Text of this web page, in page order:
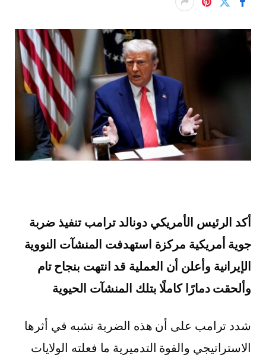
أكد الرئيس الأمريكي دونالد ترامب تنفيذ ضربة
جوية أمريكية مركزة استهدفت المنشآت النووية
الإيرانية وأعلن أن العملية قد انتهت بنجاح تام
وألحقت دمارًا كاملًا بتلك المنشآت الحيوية
شدد ترامب على أن هذه الضربة تشبه في أثرها
الاستراتيجي والقوة التدميرية ما فعلته الولايات